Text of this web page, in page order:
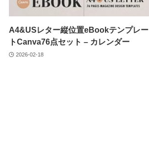
A4&USレター縦位置eBookテンプレー
トCanva76点セット – カレンダー
2026-02-18